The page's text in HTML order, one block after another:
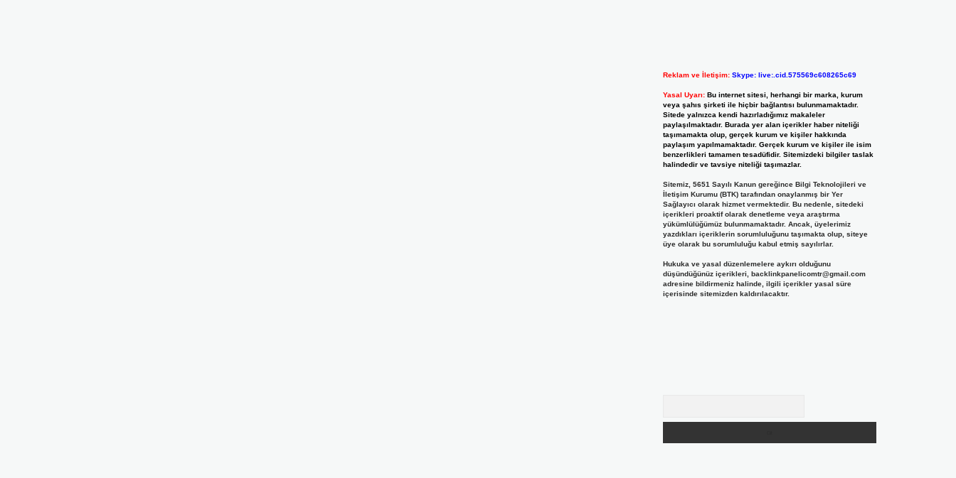
Reklam ve İletişim: Skype: live:.cid.575569c608265c69
Yasal Uyarı: Bu internet sitesi, herhangi bir marka, kurum
veya şahıs şirketi ile hiçbir bağlantısı bulunmamaktadır.
Sitede yalnızca kendi hazırladığımız makaleler
paylaşılmaktadır. Burada yer alan içerikler haber niteliği
taşımamakta olup, gerçek kurum ve kişiler hakkında
paylaşım yapılmamaktadır. Gerçek kurum ve kişiler ile isim
benzerlikleri tamamen tesadüfidir. Sitemizdeki bilgiler taslak
halindedir ve tavsiye niteliği taşımazlar.
Sitemiz, 5651 Sayılı Kanun gereğince Bilgi Teknolojileri ve
İletişim Kurumu (BTK) tarafından onaylanmış bir Yer
Sağlayıcı olarak hizmet vermektedir. Bu nedenle, sitedeki
içerikleri proaktif olarak denetleme veya araştırma
yükümlülüğümüz bulunmamaktadır. Ancak, üyelerimiz
yazdıkları içeriklerin sorumluluğunu taşımakta olup, siteye
üye olarak bu sorumluluğu kabul etmiş sayılırlar.
Hukuka ve yasal düzenlemelere aykırı olduğunu
düşündüğünüz içerikleri, backlinkpanelicomtr@gmail.com
adresine bildirmeniz halinde, ilgili içerikler yasal süre
içerisinde sitemizden kaldırılacaktır.